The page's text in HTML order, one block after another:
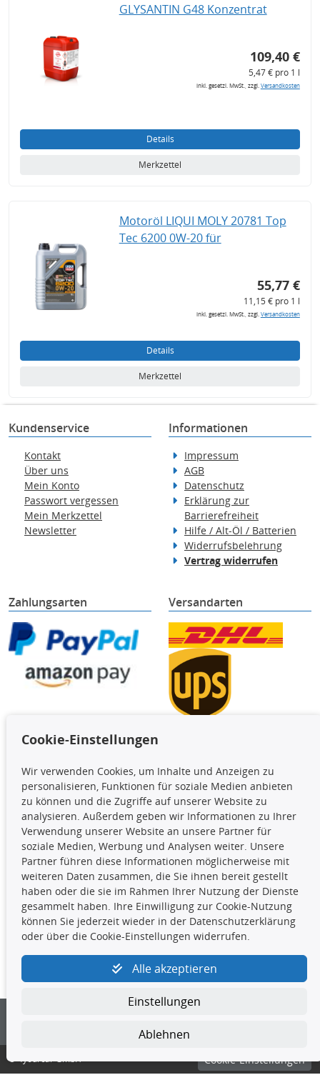
GLYSANTIN G48 Konzentrat
109,40 €
5,47 € pro 1 l
inkl. gesetzl. MwSt., zzgl.Versandkosten
Details
Merkzettel
Motoröl LIQUI MOLY 20781 Top
Tec 6200 0W-20 für
55,77 €
11,15 € pro 1 l
inkl. gesetzl. MwSt., zzgl.Versandkosten
Details
Merkzettel
Kundenservice
Kontakt
Über uns
Mein Konto
Passwort vergessen
Mein Merkzettel
Newsletter
Informationen
Impressum
AGB
Datenschutz
Erklärung zur
Barrierefreiheit
Hilfe / Alt-Öl / Batterien
Widerrufsbelehrung
Vertrag widerrufen
Zahlungsarten Versandarten
Die hier angezeigten Daten,
insbesondere die gesamte Datenbank,
dürfen nicht kopiert werden. Es ist zu
unterlassen, die Daten oder die gesamte Datenbank ohne
vorherige Zustimmung TecDocs zu vervielfältigen, zu
verbreiten und/oder diese Handlungen durch Dritte ausführen
zu lassen. Ein Zuwiderhandeln stellt eine
Urheberrechtsverletzung dar und wird verfolgt.
Kontakt
4yourcar GmbH | Avidesweg 1 | 27386 Hemsbünde |
kundenservice@4yourcar.de
© 4yourcar GmbH Cookie-Einstellungen
Cookie-Einstellungen
Wir verwenden Cookies, um Inhalte und Anzeigen zu
personalisieren, Funktionen für soziale Medien anbieten
zu können und die Zugriffe auf unserer Website zu
analysieren. Außerdem geben wir Informationen zu Ihrer
Verwendung unserer Website an unsere Partner für
soziale Medien, Werbung und Analysen weiter. Unsere
Partner führen diese Informationen möglicherweise mit
weiteren Daten zusammen, die Sie ihnen bereit gestellt
haben oder die sie im Rahmen Ihrer Nutzung der Dienste
gesammelt haben. Ihre Einwilligung zur Cookie-Nutzung
können Sie jederzeit wieder in der Datenschutzerklärung
oder über die Cookie-Einstellungen widerrufen.
Alle akzeptieren
Einstellungen
Ablehnen